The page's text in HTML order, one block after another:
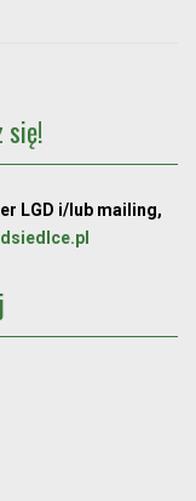
się!
LGD i/lub mailing,